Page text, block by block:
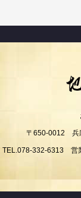
〒650-0012 兵
TEL.078-332-6313 営